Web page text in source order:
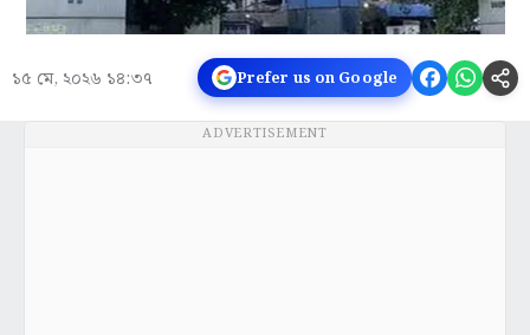
১৫ মে, ২০২৬ ১৪:৩৭ Prefer us on Google
ADVERTISEMENT